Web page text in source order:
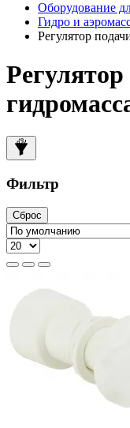
Оборудование
Гидро и
Регулятор
Регулятор
Фильтр
Сброс